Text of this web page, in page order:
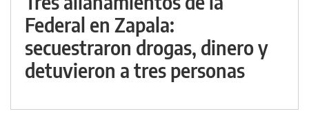
Federal en Zapala:
secuestraron drogas, dinero y
detuvieron a tres personas